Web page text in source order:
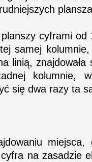
planszy cyframi
samej
linią,
kolumnie,
się dwa razy ta
miejsca,
na zasadzie